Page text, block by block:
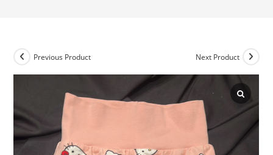
Previous Product Next Product